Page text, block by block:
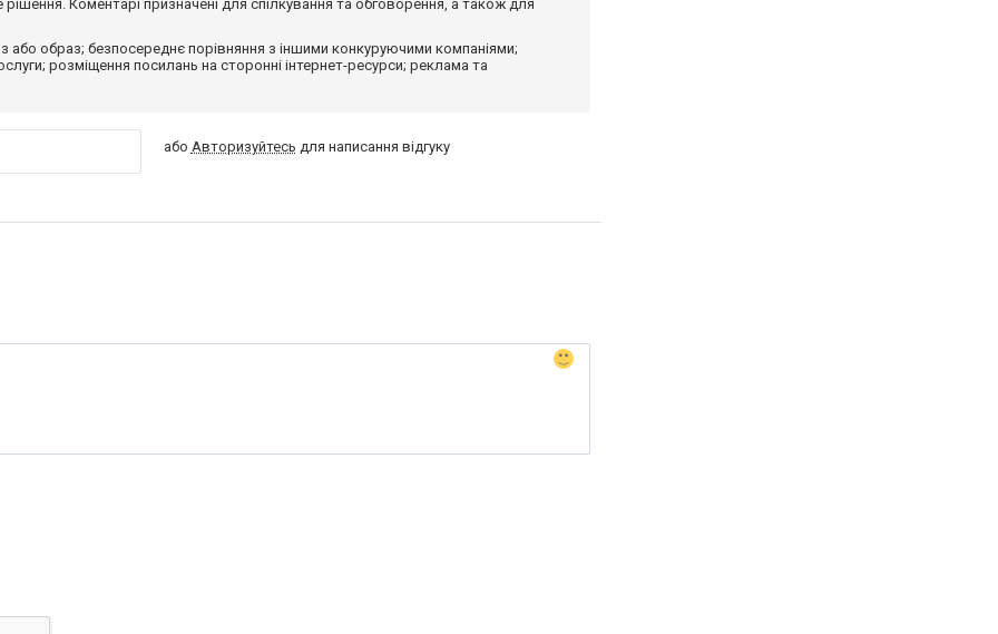
Коментарі призначені для спілкування та обговорення, а також для
або образ; безпосереднє порівняння з іншими конкуруючими компаніями;
розміщення посилань на сторонні інтернет-ресурси; реклама та
або Авторизуйтесь для написання відгуку